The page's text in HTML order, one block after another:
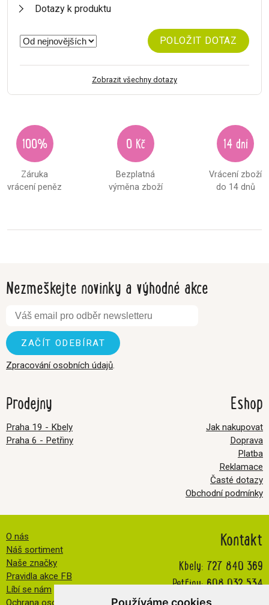
Používáme cookies
Dotazy k produktu
POLOŽIT DOTAZ
Zobrazit všechny dotazy
100%
Záruka
vrácení peněz
0 Kč
Bezplatná
výměna zboží
14 dní
Vrácení zboží
do 14 dnů
Nezmeškejte novinky a výhodné akce
Zpracování osobních údajů.
Prodejny
Praha 19 - Kbely
Praha 6 - Petřiny
Kontakt
Kbely: 727 840 369
Petřiny:608 032 534
info@veselatkanicka.cz
Eshop
Jak nakupovat
Doprava
Platba
Reklamace
Časté dotazy
Obchodní podmínky
O nás
Náš sortiment
Naše značky
Pravidla akce FB
Líbí se nám
Ochrana osobních údajů